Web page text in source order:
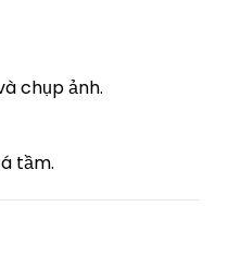
chụp ảnh.
tầm.